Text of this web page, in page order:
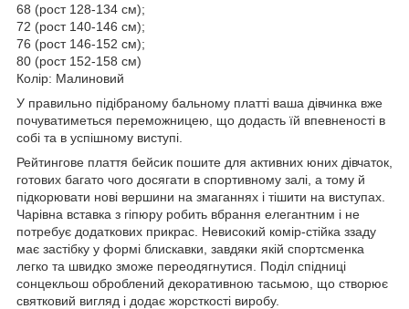
68 (рост 128-134 см);
72 (рост 140-146 см);
76 (рост 146-152 см);
80 (рост 152-158 см)
Колір: Малиновий
У правильно підібраному бальному платті ваша дівчинка вже
почуватиметься переможницею, що додасть їй впевненості в
собі та в успішному виступі.
Рейтингове плаття бейсик пошите для активних юних дівчаток,
готових багато чого досягати в спортивному залі, а тому й
підкорювати нові вершини на змаганнях і тішити на виступах.
Чарівна вставка з гіпюру робить вбрання елегантним і не
потребує додаткових прикрас. Невисокий комір-стійка ззаду
має застібку у формі блискавки, завдяки якій спортсменка
легко та швидко зможе переодягнутися. Поділ спідниці
сонцекльош оброблений декоративною тасьмою, що створює
святковий вигляд і додає жорсткості виробу.